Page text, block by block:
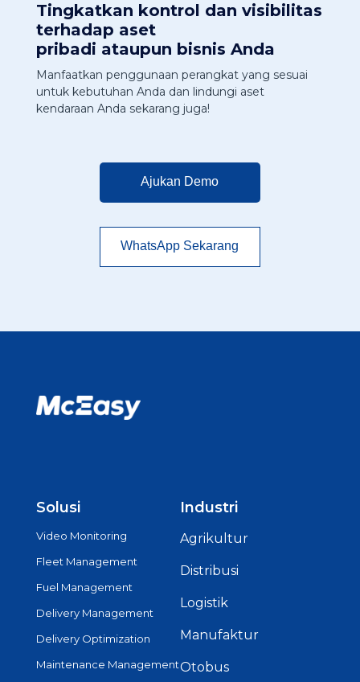
Tingkatkan kontrol dan visibilitas
terhadap aset
pribadi ataupun bisnis Anda
Manfaatkan penggunaan perangkat yang sesuai
untuk kebutuhan Anda dan lindungi aset
kendaraan Anda sekarang juga!
Ajukan Demo
WhatsApp Sekarang
Solusi
Video Monitoring
Fleet Management
Fuel Management
Delivery Management
Delivery Optimization
Maintenance Management
Industri
Agrikultur
Distribusi
Logistik
Manufaktur
Otobus